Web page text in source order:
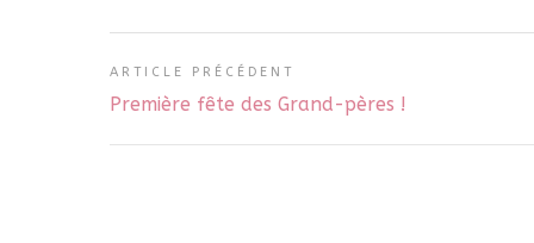
ARTICLE PRÉCÉDENT
Première fête des Grand-pères !